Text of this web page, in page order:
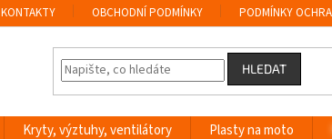
KONTAKTY OBCHODNÍ PODMÍNKY PODMÍNKY
HLEDAT
Kryty, výztuhy, ventilátory Plasty na moto